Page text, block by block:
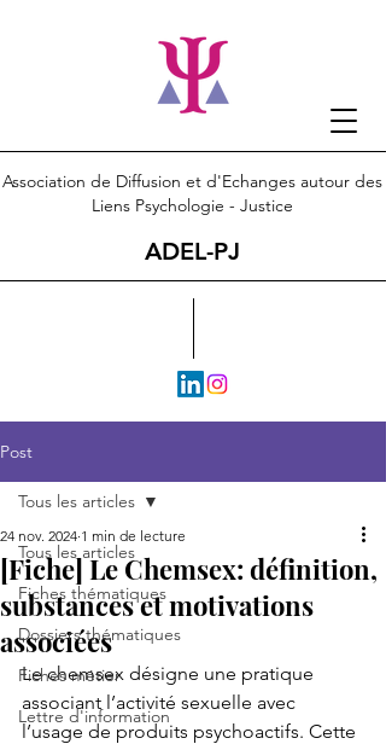
Association de Diffusion et d'Echanges autour des
Liens Psychologie - Justice
ADEL-PJ
Post
Tous les articles
Fiches thématiques
Dossiers thématiques
Fiches métier
Lettre d'information
Tous les articles
[Fiche] Le Chemsex: définition,
substances et motivations
associées
24 nov. 2024 1 min de lecture
Le chemsex désigne une pratique
associant l’activité sexuelle avec
l’usage de produits psychoactifs. Cette